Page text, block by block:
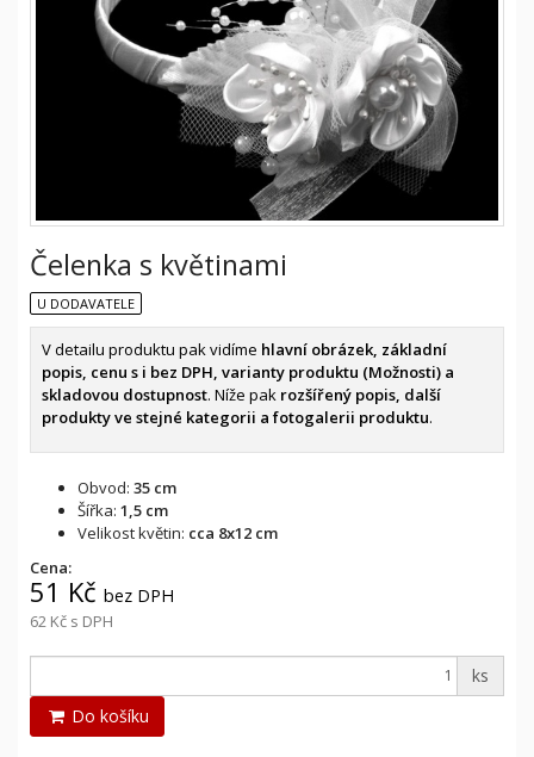
Čelenka s květinami
U DODAVATELE
V detailu produktu pak vidíme hlavní obrázek, základní
popis, cenu s i bez DPH, varianty produktu (Možnosti) a
skladovou dostupnost. Níže pak rozšířený popis, další
produkty ve stejné kategorii a fotogalerii produktu.
Obvod: 35 cm
Šířka: 1,5 cm
Velikost květin: cca 8x12 cm
Cena:
51 Kč bez DPH
62 Kč s DPH
ks
Do košíku